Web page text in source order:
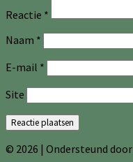
Reactie *
Naam *
E-mail *
Site
© 2026 | Ondersteund door